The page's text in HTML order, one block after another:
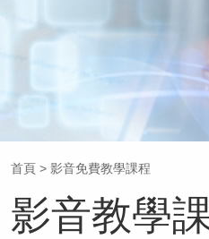
首頁 > 影音免費教學課程
影音教學